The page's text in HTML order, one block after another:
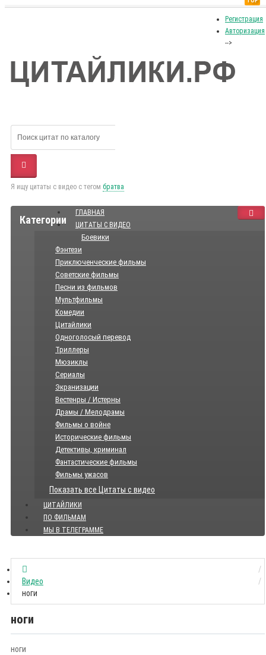
Регистрация
Авторизация
-->
Я ищу цитаты с видео с тегом братва
Категории
ГЛАВНАЯ
ЦИТАТЫ С ВИДЕО
Боевики
Фэнтези
Приключенческие фильмы
Советские фильмы
Песни из фильмов
Мультфильмы
Комедии
Цитайлики
Одноголосый перевод
Триллеры
Мюзиклы
Сериалы
Экранизации
Вестенры / Истерны
Драмы / Мелодрамы
Фильмы о войне
Исторические фильмы
Детективы, криминал
Фантастические фильмы
Фильмы ужасов
Показать все Цитаты с видео
ЦИТАЙЛИКИ
ПО ФИЛЬМАМ
МЫ В ТЕЛЕГРАММЕ
Видео
ноги
ноги
ноги